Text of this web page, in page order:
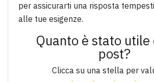
per assicurarti una risposta
alle tue esigenze.
Quanto è stato utile
post?
Clicca su una stella per